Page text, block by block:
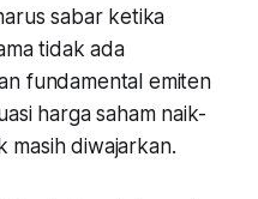
sabar ketika
tidak ada
fundamental emiten
harga saham naik-
masih diwajarkan.